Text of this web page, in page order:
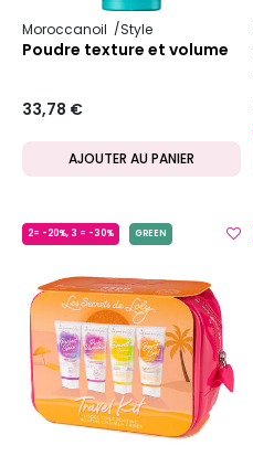
Moroccanoil Style
Poudre texture et volume
33,78 €
AJOUTER AU PANIER
2= -20%, 3 = -30% GREEN